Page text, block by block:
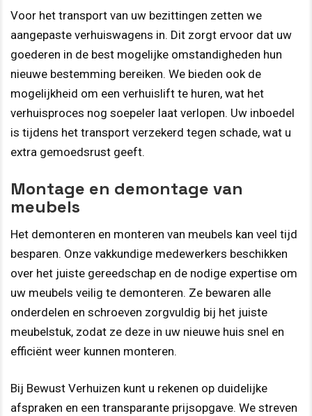
Voor het transport van uw bezittingen zetten we
aangepaste verhuiswagens in. Dit zorgt ervoor dat uw
goederen in de best mogelijke omstandigheden hun
nieuwe bestemming bereiken. We bieden ook de
mogelijkheid om een verhuislift te huren, wat het
verhuisproces nog soepeler laat verlopen. Uw inboedel
is tijdens het transport verzekerd tegen schade, wat u
extra gemoedsrust geeft.
Montage en demontage van
meubels
Het demonteren en monteren van meubels kan veel tijd
besparen. Onze vakkundige medewerkers beschikken
over het juiste gereedschap en de nodige expertise om
uw meubels veilig te demonteren. Ze bewaren alle
onderdelen en schroeven zorgvuldig bij het juiste
meubelstuk, zodat ze deze in uw nieuwe huis snel en
efficiënt weer kunnen monteren.
Bij Bewust Verhuizen kunt u rekenen op duidelijke
afspraken en een transparante prijsopgave. We streven